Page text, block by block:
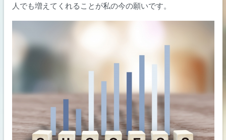
人でも増えてくれることが私の今の願いです。